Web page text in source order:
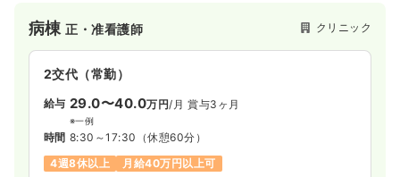
病棟正・准看護師 クリニック
2交代（常勤）
給与 29.0〜40.0万円/月 賞与3ヶ月
※一例
時間 8:30～17:30 （休憩60分）
4週8休以上
月給40万円以上可